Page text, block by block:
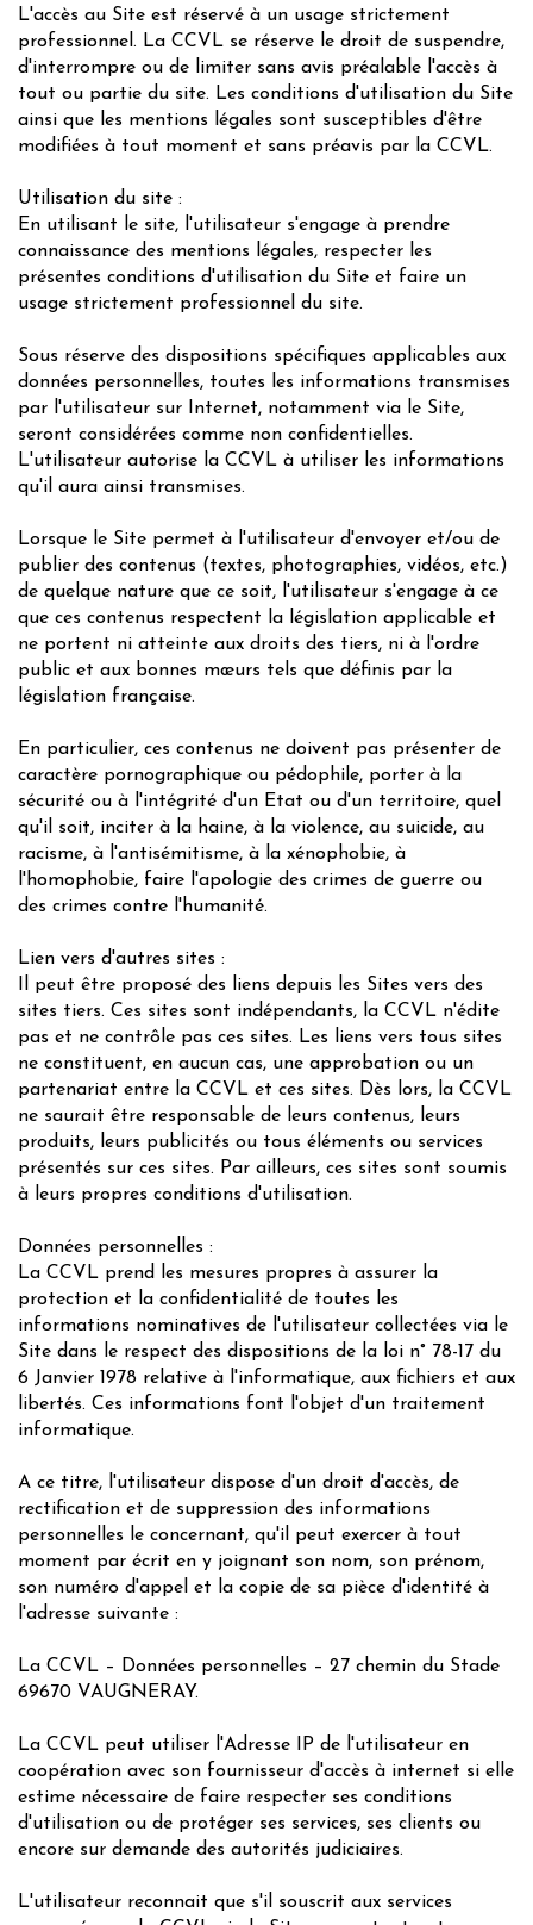
L'accès au Site est réservé à un usage strictement
professionnel. La CCVL se réserve le droit de suspendre,
d'interrompre ou de limiter sans avis préalable l'accès à
tout ou partie du site. Les conditions d'utilisation du Site
ainsi que les mentions légales sont susceptibles d'être
modifiées à tout moment et sans préavis par la CCVL.
Utilisation du site :
En utilisant le site, l'utilisateur s'engage à prendre
connaissance des mentions légales, respecter les
présentes conditions d'utilisation du Site et faire un
usage strictement professionnel du site.
Sous réserve des dispositions spécifiques applicables aux
données personnelles, toutes les informations transmises
par l'utilisateur sur Internet, notamment via le Site,
seront considérées comme non confidentielles.
L'utilisateur autorise la CCVL à utiliser les informations
qu'il aura ainsi transmises.
Lorsque le Site permet à l'utilisateur d'envoyer et/ou de
publier des contenus (textes, photographies, vidéos, etc.)
de quelque nature que ce soit, l'utilisateur s'engage à ce
que ces contenus respectent la législation applicable et
ne portent ni atteinte aux droits des tiers, ni à l'ordre
public et aux bonnes mœurs tels que définis par la
législation française.
En particulier, ces contenus ne doivent pas présenter de
caractère pornographique ou pédophile, porter à la
sécurité ou à l'intégrité d'un Etat ou d'un territoire, quel
qu'il soit, inciter à la haine, à la violence, au suicide, au
racisme, à l'antisémitisme, à la xénophobie, à
l'homophobie, faire l'apologie des crimes de guerre ou
des crimes contre l'humanité.
Lien vers d'autres sites :
Il peut être proposé des liens depuis les Sites vers des
sites tiers. Ces sites sont indépendants, la CCVL n'édite
pas et ne contrôle pas ces sites. Les liens vers tous sites
ne constituent, en aucun cas, une approbation ou un
partenariat entre la CCVL et ces sites. Dès lors, la CCVL
ne saurait être responsable de leurs contenus, leurs
produits, leurs publicités ou tous éléments ou services
présentés sur ces sites. Par ailleurs, ces sites sont soumis
à leurs propres conditions d'utilisation.
Données personnelles :
La CCVL prend les mesures propres à assurer la
protection et la confidentialité de toutes les
informations nominatives de l'utilisateur collectées via le
Site dans le respect des dispositions de la loi n° 78-17 du
6 Janvier 1978 relative à l'informatique, aux fichiers et aux
libertés. Ces informations font l'objet d'un traitement
informatique.
A ce titre, l'utilisateur dispose d'un droit d'accès, de
rectification et de suppression des informations
personnelles le concernant, qu'il peut exercer à tout
moment par écrit en y joignant son nom, son prénom,
son numéro d'appel et la copie de sa pièce d'identité à
l'adresse suivante :
La CCVL – Données personnelles – 27 chemin du Stade
69670 VAUGNERAY.
La CCVL peut utiliser l'Adresse IP de l'utilisateur en
coopération avec son fournisseur d'accès à internet si elle
estime nécessaire de faire respecter ses conditions
d'utilisation ou de protéger ses services, ses clients ou
encore sur demande des autorités judiciaires.
L'utilisateur reconnait que s'il souscrit aux services